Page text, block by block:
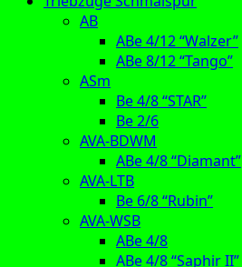
AB
ABe 4/12 “Walzer”
ABe 8/12 “Tango”
ASm
Be 4/8 “STAR”
Be 2/6
AVA-BDWM
ABe 4/8 “Diamant”
AVA-LTB
Be 6/8 “Rubin”
AVA-WSB
ABe 4/8
ABe 4/8 “Saphir II”